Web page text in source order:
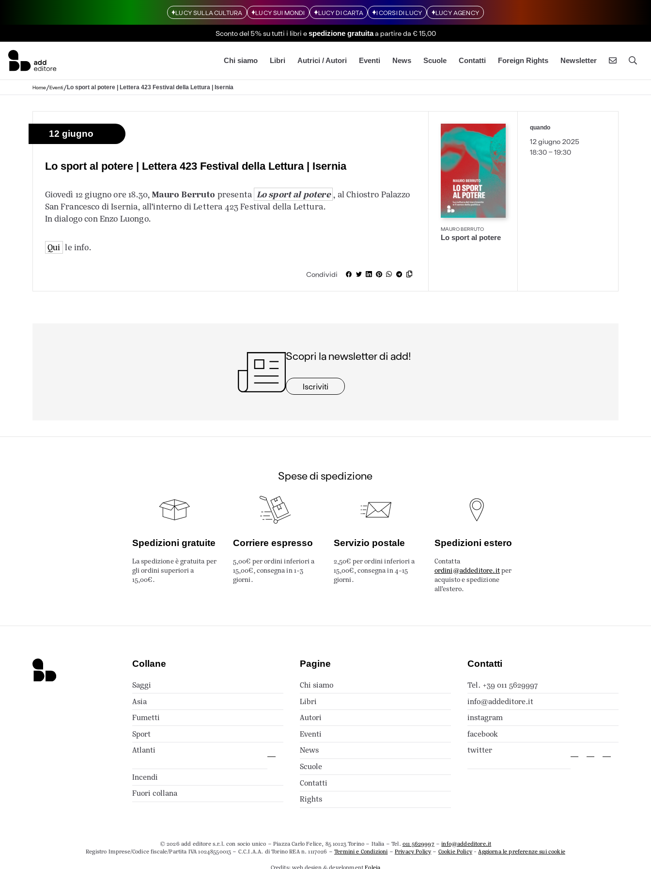
LUCY SULLA CULTURA LUCY SUI MONDI LUCY DI CARTA I CORSI DI LUCY LUCY AGENCY
Sconto del 5% su tutti i libri espedizione gratuitaa partire da € 15,00
Chi siamo Libri Autrici / Autori Eventi News Scuole Contatti Foreign Rights Newsletter
Home/Eventi/Lo sport al potere | Lettera 423 Festival della Lettura | Isernia
12 giugno
Lo sport al potere | Lettera 423 Festival della Lettura | Isernia
Giovedì 12 giugno ore 18.30, Mauro Berruto presenta Lo sport al potere , al Chiostro Palazzo
San Francesco di Isernia, all’interno di Lettera 423 Festival della Lettura.
In dialogo con Enzo Luongo.
Qui le info.
Condividi
MAURO BERRUTO
Lo sport al potere
quando
12 giugno 2025
18:30 - 19:30
Scopri la newsletter di add!
Iscriviti
Spese di spedizione
Spedizioni gratuite
La spedizione è gratuita per
gli ordini superiori a
15,00€.
Corriere espresso
5,00€ per ordini inferiori a
15,00€, consegna in 1-3
giorni.
Servizio postale
2,50€ per ordini inferiori a
15,00€, consegna in 4-15
giorni.
Spedizioni estero
Contatta
ordini@addeditore.itper
acquisto e spedizione
all’estero.
Collane
Saggi
Asia
Fumetti
Sport
Atlanti
Incendi
Fuori collana
Pagine
Chi siamo
Libri
Autori
Eventi
News
Scuole
Contatti
Rights
Contatti
Tel. +39 011 5629997
info@addeditore.it
instagram
facebook
twitter
© 2026 add editore s.r.l. con socio unico – Piazza Carlo Felice, 85 10123 Torino – Italia – Tel. 011 5629997–info@addeditore.it
Registro Imprese/Codice fiscale/Partita IVA 10248550013 – C.C.I.A.A. di Torino REA n. 1117026 –Termini e Condizioni – Privacy Policy – Cookie Policy-Aggiorna le preferenze sui cookie
Credits: web design & developmentFoleia